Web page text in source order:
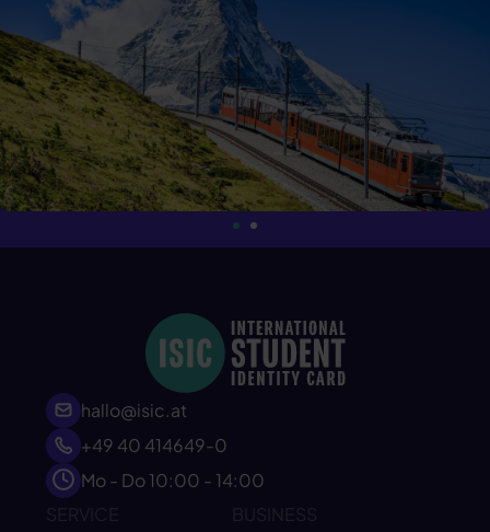
hallo@isic.at
+49 40 414649-0
Mo - Do 10:00 - 14:00